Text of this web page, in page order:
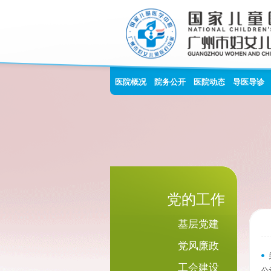
医院概况 院务公开 医院动态 导医导诊
党的工作
基层党建
党风廉政
工会建设